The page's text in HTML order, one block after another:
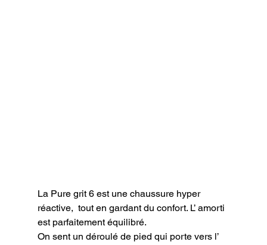
La Pure grit 6 est une chaussure hyper
réactive,  tout en gardant du confort. L’ amorti
est parfaitement équilibré.
On sent un déroulé de pied qui porte vers l’